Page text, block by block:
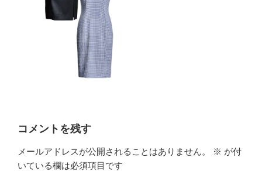
コメントを残す
メールアドレスが公開されることはありません。 ※ が付
いている欄は必須項目です